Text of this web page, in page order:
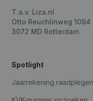
T.a.v. Liza.nl
Otto Reuchlinweg 1094
3072 MD Rotterdam
Spotlight
Jaarrekening raadplegen